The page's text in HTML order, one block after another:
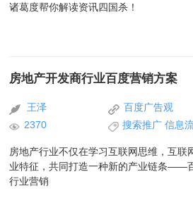
诸葛度帮你解读资讯四国杀！
房地产开发商行业百度营销方案
王泽
百度广告观
2370
搜索推广 信息
房地产行业不仅在学习互联网思维，互联
业特征，共同打造一种新的产业链条——
行业营销